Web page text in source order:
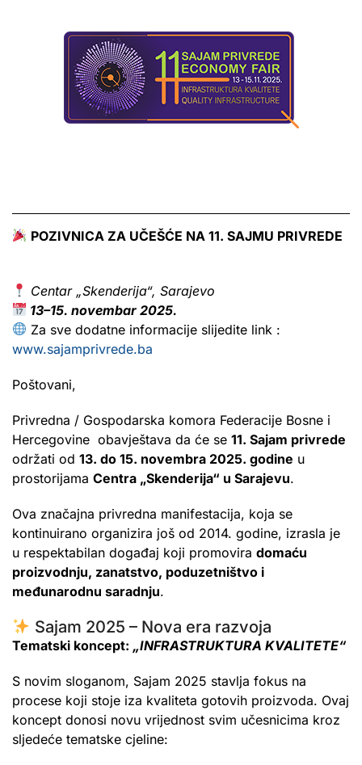
POZIVNICA ZA UČEŠĆE NA 11. SAJMU PRIVREDE
Centar „Skenderija“, Sarajevo
13–15. novembar 2025.
Za sve dodatne informacije slijedite link :
www.sajamprivrede.ba
Poštovani,
Privredna / Gospodarska komora Federacije Bosne i
Hercegovine obavještava da će se 11. Sajam privrede
održati od 13. do 15. novembra 2025. godine u
prostorijama Centra „Skenderija“ u Sarajevu.
Ova značajna privredna manifestacija, koja se
kontinuirano organizira još od 2014. godine, izrasla je
u respektabilan događaj koji promovira domaću
proizvodnju, zanatstvo, poduzetništvo i
međunarodnu saradnju.
Sajam 2025 – Nova era razvoja
Tematski koncept: „INFRASTRUKTURA KVALITETE“
S novim sloganom, Sajam 2025 stavlja fokus na
procese koji stoje iza kvaliteta gotovih proizvoda. Ovaj
koncept donosi novu vrijednost svim učesnicima kroz
sljedeće tematske cjeline: